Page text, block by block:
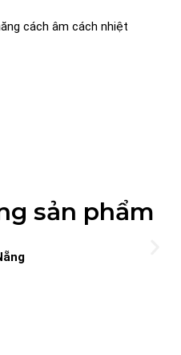
cách âm cách nhiệt
sản phẩm